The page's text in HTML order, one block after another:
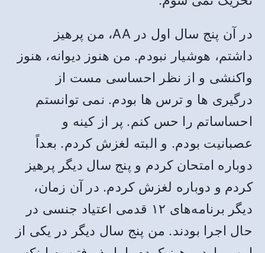
در آن پنج سال اول در AA، من پرهیز
داشتم، هوشیار نبودم. من هنوز دیوانه، هنوز
واکنشی و از نظر احساسی مست از
درگیری ها و ترس ها بودم. نمی توانستم
احساساتم را حس کنم. پر از کینه و
عصبانیت بودم. و البته لغزش کردم. بعداً
دوباره امتحان کردم و پنج سال دیگر پرهیز
کردم و دوباره لغزش کردم. در آن زمان،
دیگر برنامه‌های ۱۲ قدمی اعتیاد جنسی در
حال اجرا بودند. من پنج سال دیگر در یکی از